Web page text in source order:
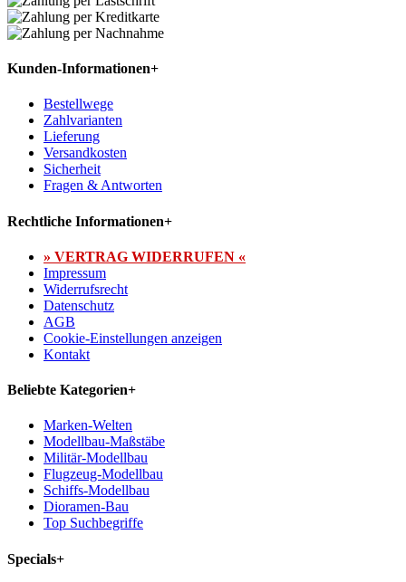
Kunden-Informationen+
Bestellwege
Zahlvarianten
Lieferung
Versandkosten
Sicherheit
Fragen & Antworten
Rechtliche Informationen+
» VERTRAG WIDERRUFEN «
Impressum
Widerrufsrecht
Datenschutz
AGB
Cookie-Einstellungen anzeigen
Kontakt
Beliebte Kategorien+
Marken-Welten
Modellbau-Maßstäbe
Militär-Modellbau
Flugzeug-Modellbau
Schiffs-Modellbau
Dioramen-Bau
Top Suchbegriffe
Specials+